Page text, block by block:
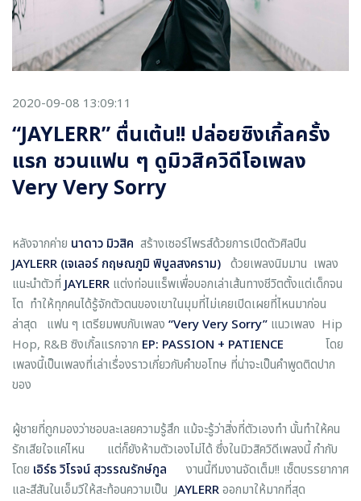
2020-09-08 13:09:11
“JAYLERR” ตื่นเต้น!! ปล่อยซิงเกิ้ลครั้ง
แรก ชวนแฟน ๆ ดูมิวสิควิดีโอเพลง
Very Very Sorry
หลังจากค่าย นาดาว มิวสิค สร้างเซอร์ไพรส์ด้วยการเปิดตัวศิลปิน
JAYLERR (เจเลอร์ กฤษณภูมิ พิบูลสงคราม) ด้วยเพลงนิมมาน เพลง
แนะนำตัวที่ JAYLERR แต่งท่อนแร็พเพื่อบอกเล่าเส้นทางชีวิตตั้งแต่เด็กจน
โต ทำให้ทุกคนได้รู้จักตัวตนของเขาในมุมที่ไม่เคยเปิดเผยที่ไหนมาก่อน
ล่าสุด แฟน ๆ เตรียมพบกับเพลง “Very Very Sorry” แนวเพลง Hip
Hop, R&B ซิงเกิ้ลแรกจาก EP: PASSION + PATIENCE โดย
เพลงนี้เป็นเพลงที่เล่าเรื่องราวเกี่ยวกับคำขอโทษ ที่น่าจะเป็นคำพูดติดปาก
ของ
ผู้ชายที่ถูกมองว่าชอบละเลยความรู้สึก แม้จะรู้ว่าสิ่งที่ตัวเองทำ นั้นทำให้คน
รักเสียใจแค่ไหน แต่ก็ยังห้ามตัวเองไม่ได้ ซึ่งในมิวสิควิดีเพลงนี้ กำกับ
โดย เอิร์ธวิโรจน์ สุวรรณรักษ์กูล งานนี้ทีมงานจัดเต็ม!! เซ็ตบรรยากาศ
และสีสันในเอ็มวีให้สะท้อนความเป็น JAYLERRออกมาให้มากที่สุด